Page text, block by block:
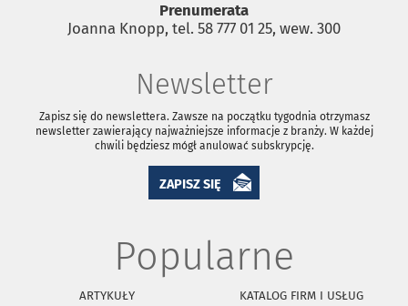
Prenumerata
Joanna Knopp, tel. 58 777 01 25, wew. 300
Newsletter
Zapisz się do newslettera. Zawsze na początku tygodnia otrzymasz
newsletter zawierający najważniejsze informacje z branży. W każdej
chwili będziesz mógł anulować subskrypcję.
ZAPISZ SIĘ
Popularne
ARTYKUŁY
KATALOG FIRM I USŁUG